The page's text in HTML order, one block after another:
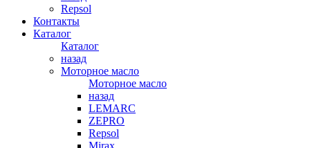
Repsol
Контакты
Каталог
Каталог
назад
Моторное масло
Моторное масло
назад
LEMARC
ZEPRO
Repsol
Mirax